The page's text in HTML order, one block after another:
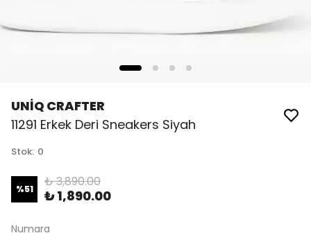
UNİQ CRAFTER
11291 Erkek Deri Sneakers Siyah
Stok: 0
%51 ₺ 3,890.00
₺ 1,890.00
Numara